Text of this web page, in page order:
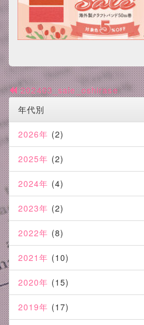
202403_sale_oshirase
年代別
2026年 (2)
2025年 (2)
2024年 (4)
2023年 (2)
2022年 (8)
2021年 (10)
2020年 (15)
2019年 (17)